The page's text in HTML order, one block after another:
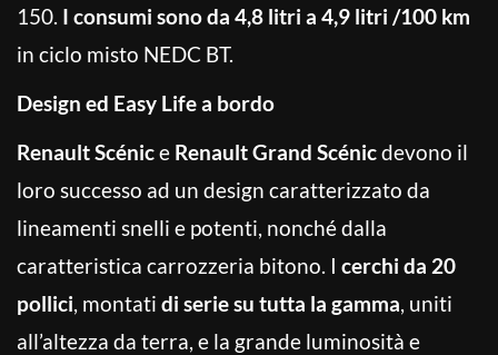
150. I consumi sono da 4,8 litri a 4,9 litri /100 km
in ciclo misto NEDC BT.
Design ed Easy Life a bordo
Renault Scénice Renault Grand Scénicdevono il
loro successo ad un design caratterizzato da
lineamenti snelli e potenti, nonché dalla
caratteristica carrozzeria bitono. I cerchi da 20
pollici, montati di serie su tutta la gamma, uniti
all’altezza da terra, e la grande luminosità e